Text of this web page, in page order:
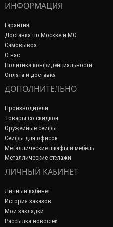
ИНФОРМАЦИЯ
Гарантия
Доставка по Москве и МО
Самовывоз
О нас
Политика конфиденциальности
Оплата и доставка
ДОПОЛНИТЕЛЬНО
Производители
Товары со скидкой
Оружейные сейфы
Сейфы для офисов
Металлические шкафы и мебель
Металлические стелажи
ЛИЧНЫЙ КАБИНЕТ
Личный кабинет
История заказов
Мои закладки
Рассылка новостей